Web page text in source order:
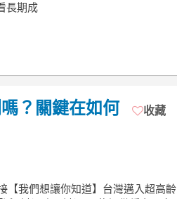
長期成
？關鍵在如何
收藏
【我們想讓你知道】台灣邁入超高齡